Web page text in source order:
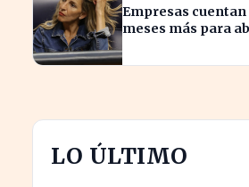
Empresas cuentan
meses más para
confidencialidad
LO ÚLTIMO